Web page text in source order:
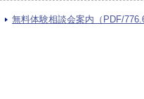
無料体験相談会案内（PDF/